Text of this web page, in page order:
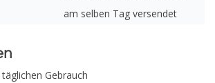
am selben Tag versendet
Gebrauch